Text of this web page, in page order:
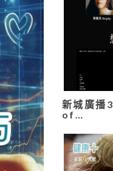
新城廣播
of…